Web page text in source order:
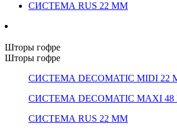
СИСТЕМА RUS 22 ММ
Шторы гофре
Шторы гофре
СИСТЕМА DECOMATIC MIDI 22
СИСТЕМА DECOMATIC MAXI
СИСТЕМА RUS 22 ММ